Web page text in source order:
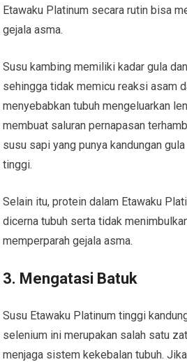
Etawaku Platinum secara rutin bisa
gejala asma.
Susu kambing memiliki kadar gula
sehingga tidak memicu reaksi asam
menyebabkan tubuh mengeluarkan
membuat saluran pernapasan
susu sapi yang punya kandungan
tinggi.
Selain itu, protein dalam Etawaku
dicerna tubuh serta tidak
memperparah gejala asma.
3. Mengatasi Batuk
Susu Etawaku Platinum tinggi
selenium ini merupakan salah satu
menjaga sistem kekebalan tubuh.